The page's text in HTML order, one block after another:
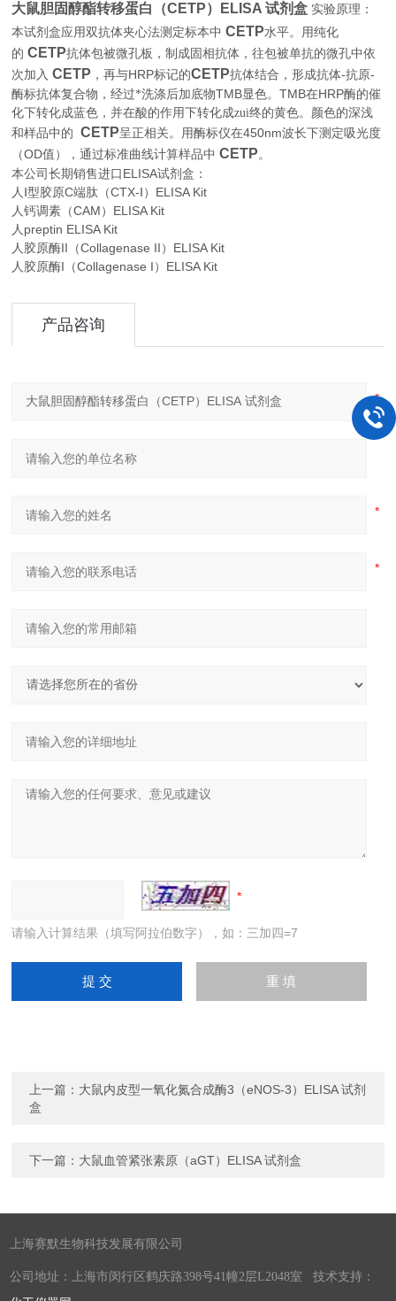
大鼠胆固醇酯转移蛋白（CETP）ELISA 试剂盒 实验原理 ：
本试剂盒应用双抗体夹心法测定标本中CETP水平。用纯化
的CETP抗体包被微孔板，制成固相抗体，往包被单抗的微孔中依
次加入CETP ，再与HRP标记的CETP抗体结合，形成抗体-抗原-
酶标抗体复合物，经过*洗涤后加底物TMB显色。TMB在HRP酶的催
化下转化成蓝色，并在酸的作用下转化成zui终的黄色。颜色的深浅
和样品中的
CETP呈正相关。用酶标仪在450nm波长下测定吸光度
（OD值），通过标准曲线计算样品中CETP。
本公司长期销售进口ELISA试剂盒：
人Ⅰ型胶原C端肽（CTX-Ⅰ）ELISA Kit
人钙调素（CAM）ELISA Kit
人preptin ELISA Kit
人胶原酶II（Collagenase II）ELISA Kit
人胶原酶I（Collagenase I）ELISA Kit
产品咨询
请输入计算结果（填写阿拉伯数字），如：三加四=7
上一篇： 大鼠内皮型一氧化氮合成酶3（eNOS-3）ELISA 试剂
盒
下一篇： 大鼠血管紧张素原（aGT）ELISA 试剂盒
上海赛默生物科技发展有限公司
公司地址：上海市闵行区鹤庆路398号41幢2层L2048室 技术支持：